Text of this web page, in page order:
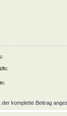
komplette Beitrag